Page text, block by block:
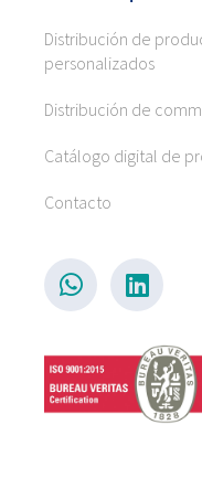
Distribución de
personalizados
Distribución de
Catálogo digital de
Contacto